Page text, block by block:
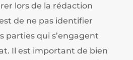
lors de la rédaction
de ne pas identifier
parties qui s’engagent
Il est important de bien